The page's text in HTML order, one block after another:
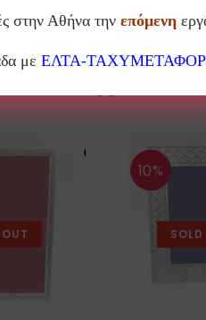
Σχετικά
10%
στην Αθήνα την επόμενη
με ΕΛΤΑ-